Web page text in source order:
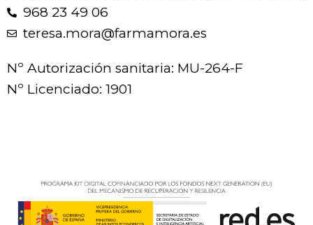
968 23 49 06
teresa.mora@farmamora.es
Nº Autorización sanitaria: MU-264-F
Nº Licenciado: 1901